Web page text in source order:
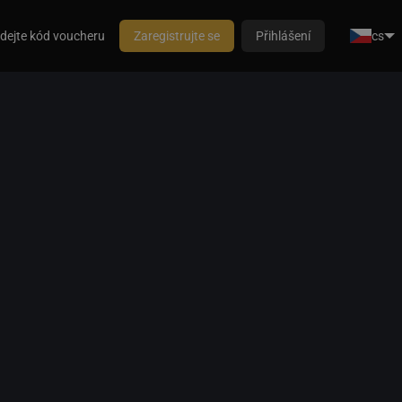
kód voucheru Zaregistrujte se Přihlášení cs